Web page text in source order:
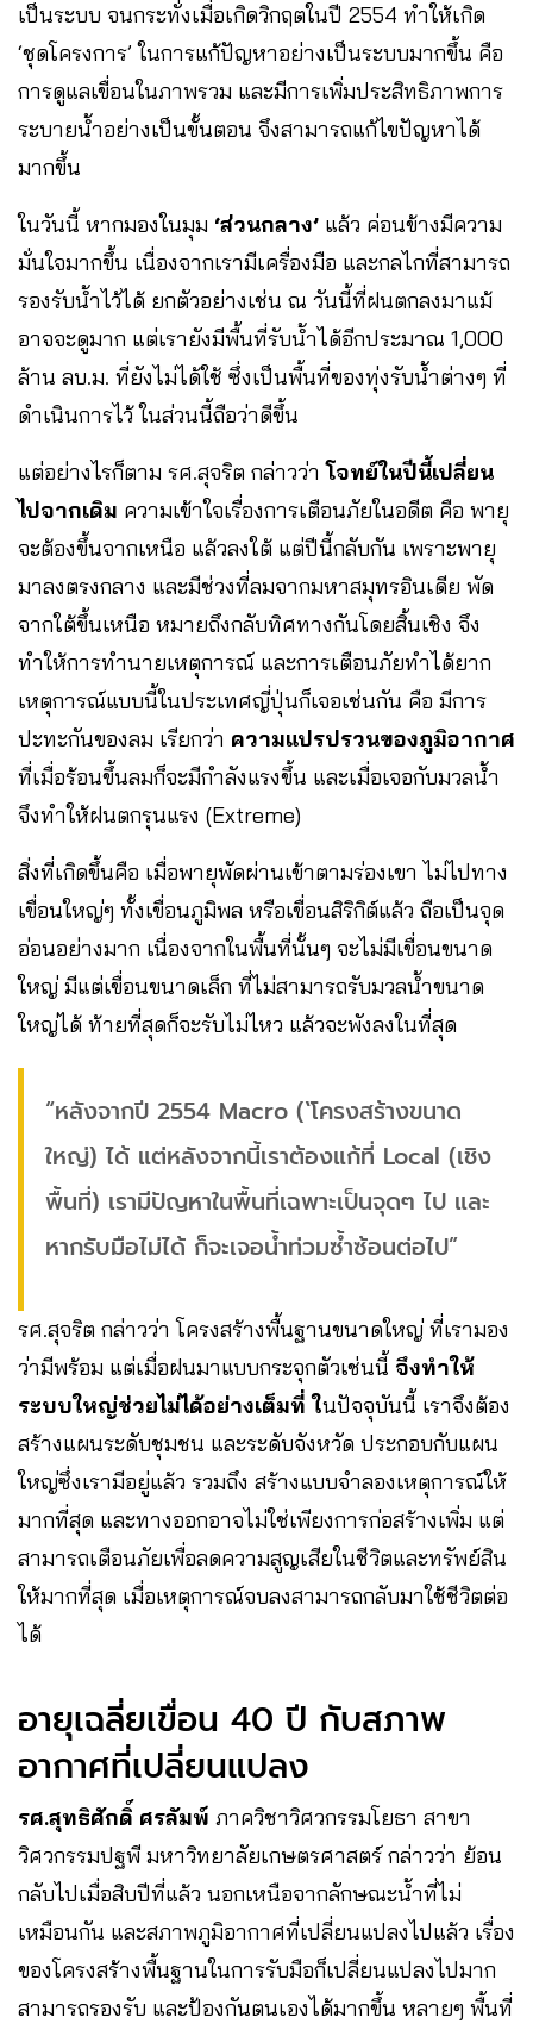
เป็นระบบ จนกระทั่งเมื่อเกิดวิกฤตในปี 2554 ทำให้เกิด
‘ชุดโครงการ’ ในการแก้ปัญหาอย่างเป็นระบบมากขึ้น คือ
การดูแลเขื่อนในภาพรวม และมีการเพิ่มประสิทธิภาพการ
ระบายน้ำอย่างเป็นขั้นตอน จึงสามารถแก้ไขปัญหาได้
มากขึ้น
ในวันนี้ หากมองในมุม ‘ส่วนกลาง’ แล้ว ค่อนข้างมีความ
มั่นใจมากขึ้น เนื่องจากเรามีเครื่องมือ และกลไกที่สามารถ
รองรับน้ำไว้ได้ ยกตัวอย่างเช่น ณ วันนี้ที่ฝนตกลงมาแม้
อาจจะดูมาก แต่เรายังมีพื้นที่รับน้ำได้อีกประมาณ 1,000
ล้าน ลบ.ม. ที่ยังไม่ได้ใช้ ซึ่งเป็นพื้นที่ของทุ่งรับน้ำต่างๆ ที่
ดำเนินการไว้ ในส่วนนี้ถือว่าดีขึ้น
แต่อย่างไรก็ตาม รศ.สุจริต กล่าวว่าโจทย์ในปีนี้เปลี่ยน
ไปจากเดิม ความเข้าใจเรื่องการเตือนภัยในอดีต คือ พายุ
จะต้องขึ้นจากเหนือ แล้วลงใต้ แต่ปีนี้กลับกัน เพราะพายุ
มาลงตรงกลาง และมีช่วงที่ลมจากมหาสมุทรอินเดีย พัด
จากใต้ขึ้นเหนือ หมายถึงกลับทิศทางกันโดยสิ้นเชิง จึง
ทำให้การทำนายเหตุการณ์ และการเตือนภัยทำได้ยาก
เหตุการณ์แบบนี้ในประเทศญี่ปุ่นก็เจอเช่นกัน คือ มีการ
ปะทะกันของลม เรียกว่า ความแปรปรวนของภูมิอากาศ
ที่เมื่อร้อนขึ้นลมก็จะมีกำลังแรงขึ้น และเมื่อเจอกับมวลน้ำ
จึงทำให้ฝนตกรุนแรง (Extreme)
สิ่งที่เกิดขึ้นคือ เมื่อพายุพัดผ่านเข้าตามร่องเขา ไม่ไปทาง
เขื่อนใหญ่ๆ ทั้งเขื่อนภูมิพล หรือเขื่อนสิริกิต์แล้ว ถือเป็นจุด
อ่อนอย่างมาก เนื่องจากในพื้นที่นั้นๆ จะไม่มีเขื่อนขนาด
ใหญ่ มีแต่เขื่อนขนาดเล็ก ที่ไม่สามารถรับมวลน้ำขนาด
ใหญ่ได้ ท้ายที่สุดก็จะรับไม่ไหว แล้วจะพังลงในที่สุด
“หลังจากปี 2554 Macro (`โครงสร้างขนาด
ใหญ่) ได้ แต่หลังจากนี้เราต้องแก้ที่ Local (เชิง
พื้นที่) เรามีปัญหาในพื้นที่เฉพาะเป็นจุดๆ ไป และ
หากรับมือไม่ได้ ก็จะเจอน้ำท่วมซ้ำซ้อนต่อไป”
รศ.สุจริต กล่าวว่า โครงสร้างพื้นฐานขนาดใหญ่ ที่เรามอง
ว่ามีพร้อม แต่เมื่อฝนมาแบบกระจุกตัวเช่นนี้ จึงทำให้
ระบบใหญ่ช่วยไม่ได้อย่างเต็มที่ ในปัจจุบันนี้ เราจึงต้อง
สร้างแผนระดับชุมชน และระดับจังหวัด ประกอบกับแผน
ใหญ่ซึ่งเรามีอยู่แล้ว รวมถึง สร้างแบบจำลองเหตุการณ์ให้
มากที่สุด และทางออกอาจไม่ใช่เพียงการก่อสร้างเพิ่ม แต่
สามารถเตือนภัยเพื่อลดความสูญเสียในชีวิตและทรัพย์สิน
ให้มากที่สุด เมื่อเหตุการณ์จบลงสามารถกลับมาใช้ชีวิตต่อ
ได้
อายุเฉลี่ยเขื่อน 40 ปี กับสภาพ
อากาศที่เปลี่ยนแปลง
รศ.สุทธิศักดิ์ ศรลัมพ์ ภาควิชาวิศวกรรมโยธา สาขา
วิศวกรรมปฐพี มหาวิทยาลัยเกษตรศาสตร์ กล่าวว่า ย้อน
กลับไปเมื่อสิบปีที่แล้ว นอกเหนือจากลักษณะน้ำที่ไม่
เหมือนกัน และสภาพภูมิอากาศที่เปลี่ยนแปลงไปแล้ว เรื่อง
ของโครงสร้างพื้นฐานในการรับมือก็เปลี่ยนแปลงไปมาก
สามารถรองรับ และป้องกันตนเองได้มากขึ้น หลายๆ พื้นที่